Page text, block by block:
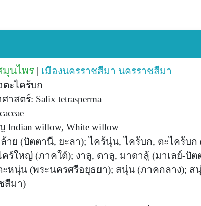
มุนไพร | เมืองนครราชสีมา นครราชสีมา
ะไคร้บก
าสตร์: Salix tetrasperma
willow, White willow
าย (ปัตตานี, ยะลา); ไคร้นุ่น, ไคร้บก, ตะไคร้บก
คร้ใหญ่ (ภาคใต้); งาลู, ดาลู, มาดาลู้ (มาเลย์-ปัต
ะหนุ่น (พระนครศรีอยุธยา); สนุ่น (ภาคกลาง); ส
สีมา)